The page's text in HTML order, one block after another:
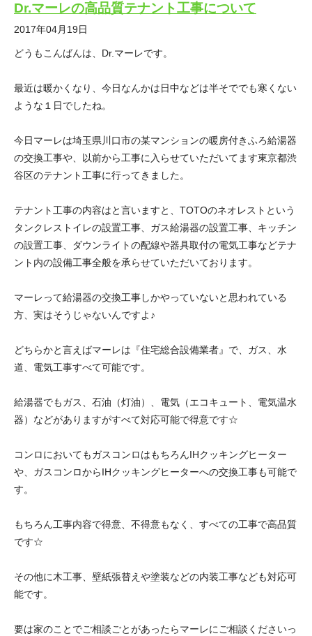
Dr.マーレの高品質テナント工事について
2017年04月19日
どうもこんばんは、Dr.マーレです。
最近は暖かくなり、今日なんかは日中などは半そででも寒くない
ような１日でしたね。
今日マーレは埼玉県川口市の某マンションの暖房付きふろ給湯器
の交換工事や、以前から工事に入らせていただいてます東京都渋
谷区のテナント工事に行ってきました。
テナント工事の内容はと言いますと、TOTOのネオレストという
タンクレストイレの設置工事、ガス給湯器の設置工事、キッチン
の設置工事、ダウンライトの配線や器具取付の電気工事などテナ
ント内の設備工事全般を承らせていただいております。
マーレって給湯器の交換工事しかやっていないと思われている
方、実はそうじゃないんですよ♪
どちらかと言えばマーレは『住宅総合設備業者』で、ガス、水
道、電気工事すべて可能です。
給湯器でもガス、石油（灯油）、電気（エコキュート、電気温水
器）などがありますがすべて対応可能で得意です☆
コンロにおいてもガスコンロはもちろんIHクッキングヒーター
や、ガスコンロからIHクッキングヒーターへの交換工事も可能で
す。
もちろん工事内容で得意、不得意もなく、すべての工事で高品質
です☆
その他に木工事、壁紙張替えや塗装などの内装工事なども対応可
能です。
要は家のことでご相談ごとがあったらマーレにご相談くださいっ